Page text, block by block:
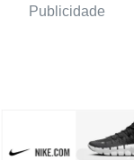
Publicidade